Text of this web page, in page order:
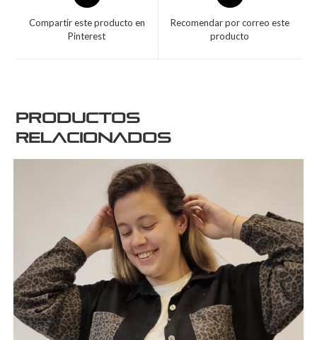
Compartir este producto en
Pinterest
Recomendar por correo este
producto
Productos
relacionados